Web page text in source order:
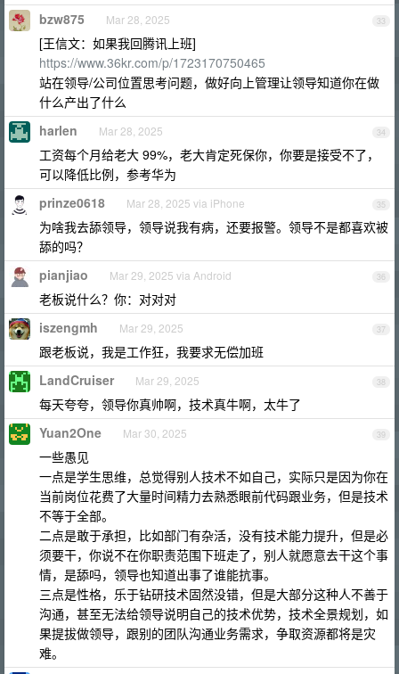
33
bzw875 Mar 28, 2025
[王信文：如果我回腾讯上班]
https://www.36kr.com/p/1723170750465
站在领导/公司位置思考问题，做好向上管理让领导知道你在做
什么产出了什么
34
harlen Mar 28, 2025
工资每个月给老大 99%，老大肯定死保你，你要是接受不了，
可以降低比例，参考华为
35
prinze0618 Mar 28, 2025 via iPhone
为啥我去舔领导，领导说我有病，还要报警。领导不是都喜欢被
舔的吗？
36
pianjiao Mar 29, 2025 via Android
老板说什么？你：对对对
37
iszengmh Mar 29, 2025
跟老板说，我是工作狂，我要求无偿加班
38
LandCruiser Mar 29, 2025
每天夸夸，领导你真帅啊，技术真牛啊，太牛了
39
Yuan2One Mar 30, 2025
一些愚见
一点是学生思维，总觉得别人技术不如自己，实际只是因为你在
当前岗位花费了大量时间精力去熟悉眼前代码跟业务，但是技术
不等于全部。
二点是敢于承担，比如部门有杂活，没有技术能力提升，但是必
须要干，你说不在你职责范围下班走了，别人就愿意去干这个事
情，是舔吗，领导也知道出事了谁能抗事。
三点是性格，乐于钻研技术固然没错，但是大部分这种人不善于
沟通，甚至无法给领导说明自己的技术优势，技术全景规划，如
果提拔做领导，跟别的团队沟通业务需求，争取资源都将是灾
难。